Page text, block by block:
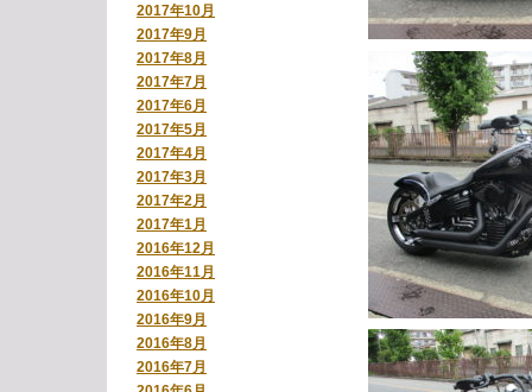
2017年10月
2017年9月
2017年8月
2017年7月
2017年6月
2017年5月
2017年4月
2017年3月
2017年2月
2017年1月
2016年12月
2016年11月
2016年10月
2016年9月
2016年8月
2016年7月